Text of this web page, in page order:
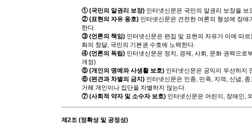
① (국민의 알권리 보장) 인터넷신문은 국민의 알권리 보장을 보
② (표현의 자유 옹호) 인터넷신문은 건전한 여론의 형성에 장
한다.
③ (언론의 책임) 인터넷신문은 편집 및 표현의 자유가 이에 따
화의 창달, 국민의 기본권 수호에 노력한다.
④ (언론의 독립) 인터넷신문은 정치, 경제, 사회, 문화 권력으
개정)
⑤ (개인의 명예와 사생활 보호) 인터넷신문은 공익이 우선하지
⑥ (편견과 차별의 금지) 인터넷신문은 인종, 민족, 지역, 신념,
거해 개인이나 집단을 차별하지 않는다.
⑦ (사회적 약자 및 소수자 보호) 인터넷신문은 어린이, 장애인,
제2조 (정확성 및 공정성)